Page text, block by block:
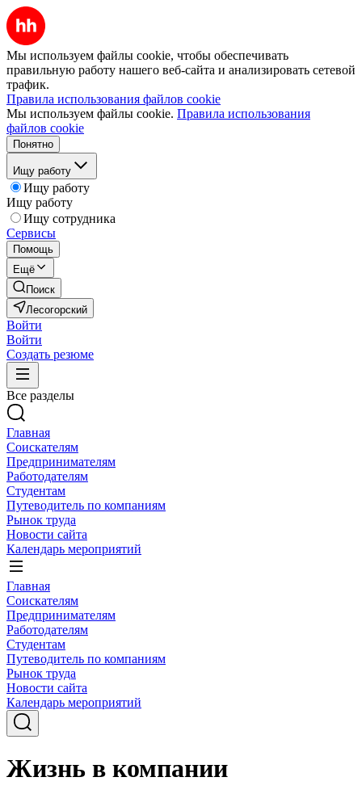
Мы используем файлы cookie, чтобы обеспечивать
правильную работу нашего веб-сайта и анализировать сетевой
трафик.
Правила использования файлов cookie
Мы используем файлы cookie. Правила использования
файлов cookie
Понятно
Ищу работу
Ищу работу
Ищу работу
Ищу сотрудника
Сервисы
Помощь
Ещё
Поиск
Лесогорский
Войти
Войти
Создать резюме
Все разделы
Главная
Соискателям
Предпринимателям
Работодателям
Студентам
Путеводитель по компаниям
Рынок труда
Новости сайта
Календарь мероприятий
Главная
Соискателям
Предпринимателям
Работодателям
Студентам
Путеводитель по компаниям
Рынок труда
Новости сайта
Календарь мероприятий
Жизнь в компании